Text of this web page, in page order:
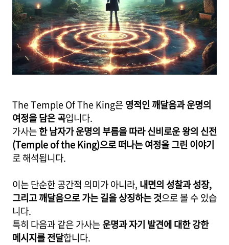
The Temple Of The King은영적인 깨달음과 운명의
여정을 담은 곡입니다.
가사는한 남자가 운명의 부름을 따라 신비로운 왕의 신전
(Temple of the King)으로 떠나는 여정을 그린 이야기
로 해석됩니다.
이는 단순한 공간적 의미가 아니라, 내면의 성찰과 성장,
그리고 깨달음으로 가는 길을 상징하는 것으로 볼 수 있습
니다.
특히 다음과 같은 가사는운명과 자기 발견에 대한 강한
메시지를 전달합니다.